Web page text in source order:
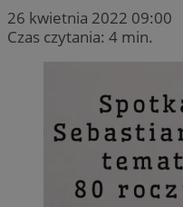
26 kwietnia 2022 09:00
Czas czytania: 4 min.